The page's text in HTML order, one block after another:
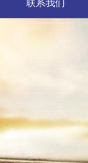
联系我们